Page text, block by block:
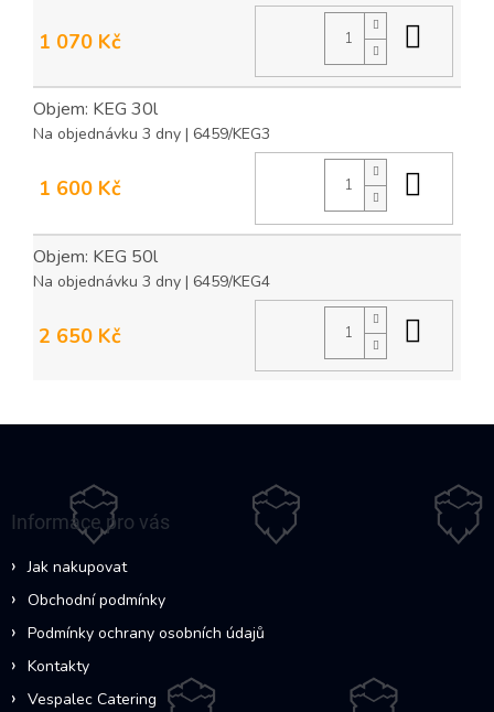
1 070 Kč
Objem: KEG 30l
Na objednávku 3 dny | 6459/KEG3
1 600 Kč
Objem: KEG 50l
Na objednávku 3 dny | 6459/KEG4
2 650 Kč
Informace pro vás
Jak nakupovat
Obchodní podmínky
Podmínky ochrany osobních údajů
Kontakty
Vespalec Catering